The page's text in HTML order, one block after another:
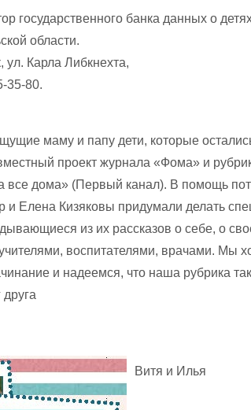
государственного банка данных о
области.
ул. Карла Либкнехта,
35-80.
маму и папу дети, которые
проект журнала «Фома» и
все дома» (Первый канал). В помощь
и Елена Кизяковы придумали делать
из их рассказов о себе, о
воспитателями, врачами. Мы
и надеемся, что наша рубрика
Витя и Илья